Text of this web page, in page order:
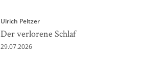
Ulrich Peltzer
Der verlorene Schlaf
29.07.2026